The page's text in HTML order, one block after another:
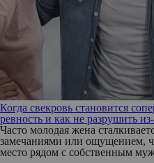
Когда свекровь становится
ревность и как не разрушить
Часто молодая жена
замечаниями или ощущением,
место рядом с собственным